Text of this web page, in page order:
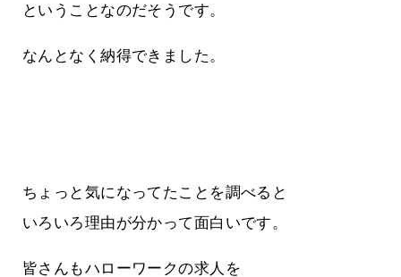
ということなのだそうです。
なんとなく納得できました。
ちょっと気になってたことを調べると
いろいろ理由が分かって面白いです。
皆さんもハローワークの求人を